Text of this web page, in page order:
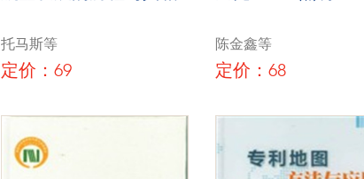
托马斯等
定价：69
陈金鑫等
定价：68